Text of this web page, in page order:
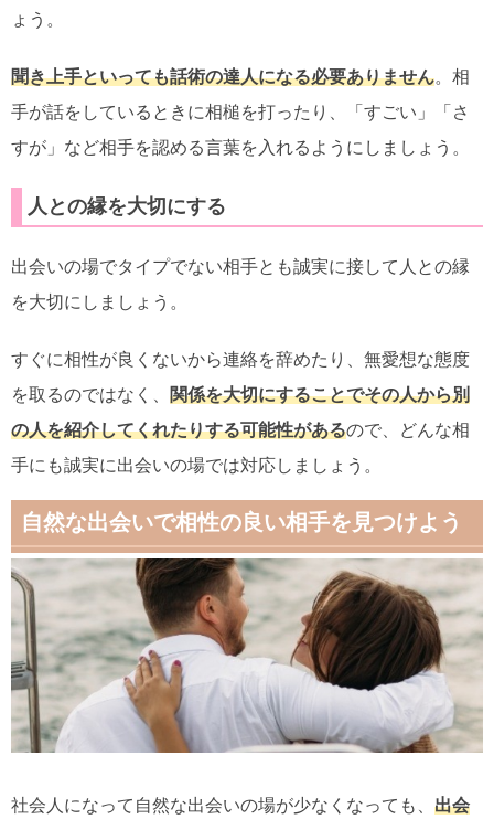
ょう。
聞き上手といっても話術の達人になる必要ありません。相
手が話をしているときに相槌を打ったり、「すごい」「さ
すが」など相手を認める言葉を入れるようにしましょう。
人との縁を大切にする
出会いの場でタイプでない相手とも誠実に接して人との縁
を大切にしましょう。
すぐに相性が良くないから連絡を辞めたり、無愛想な態度
を取るのではなく、 関係を大切にすることでその人から別
の人を紹介してくれたりする可能性があるので、どんな相
手にも誠実に出会いの場では対応しましょう。
自然な出会いで相性の良い相手を見つけよう
社会人になって自然な出会いの場が少なくなっても、 出会